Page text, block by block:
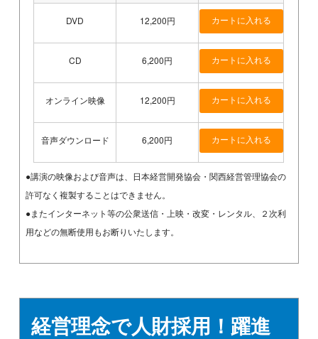
DVD 12,200円
CD 6,200円
オンライン映像 12,200円
音声ダウンロード 6,200円
●講演の映像および音声は、日本経営開発協会・関西経営管理協会の
許可なく複製することはできません。
●またインターネット等の公衆送信・上映・改変・レンタル、２次利
用などの無断使用もお断りいたします。
経営理念で人財採用！躍進